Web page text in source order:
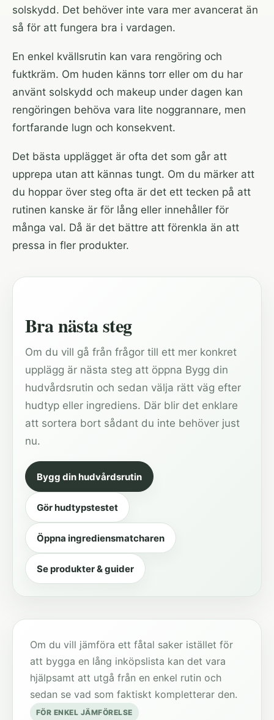
solskydd. Det behöver inte vara mer avancerat än
så för att fungera bra i vardagen.
En enkel kvällsrutin kan vara rengöring och
fuktkräm. Om huden känns torr eller om du har
använt solskydd och makeup under dagen kan
rengöringen behöva vara lite noggrannare, men
fortfarande lugn och konsekvent.
Det bästa upplägget är ofta det som går att
upprepa utan att kännas tungt. Om du märker att
du hoppar över steg ofta är det ett tecken på att
rutinen kanske är för lång eller innehåller för
många val. Då är det bättre att förenkla än att
pressa in fler produkter.
Bra nästa steg
Om du vill gå från frågor till ett mer konkret
upplägg är nästa steg att öppna Bygg din
hudvårdsrutin och sedan välja rätt väg efter
hudtyp eller ingrediens. Där blir det enklare
att sortera bort sådant du inte behöver just
nu.
Bygg din hudvårdsrutin
Gör hudtypstestet
Öppna ingrediensmatcharen
Se produkter & guider
Om du vill jämföra ett fåtal saker istället för
att bygga en lång inköpslista kan det vara
hjälpsamt att utgå från en enkel rutin och
sedan se vad som faktiskt kompletterar den.
FÖR ENKEL JÄMFÖRELSE